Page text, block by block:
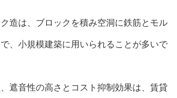
造は、ブロックを積み空洞に鉄筋とモル
、小規模建築に用いられることが多いで
遮音性の高さとコスト抑制効果は、賃貸